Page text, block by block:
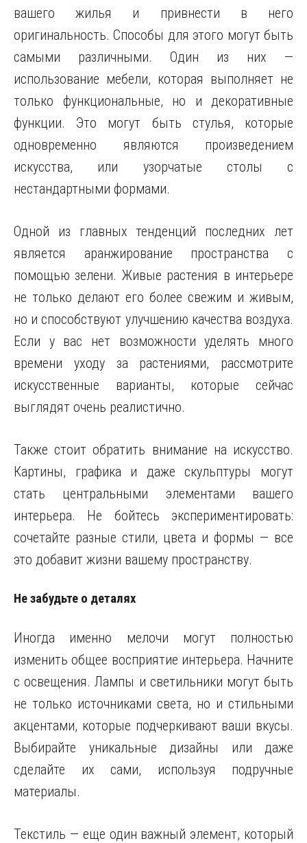
вашего жилья и привнести в него
оригинальность. Способы для этого могут быть
самыми различными. Один из них —
использование мебели, которая выполняет не
только функциональные, но и декоративные
функции. Это могут быть стулья, которые
одновременно являются произведением
искусства, или узорчатые столы с
нестандартными формами.
Одной из главных тенденций последних лет
является аранжирование пространства с
помощью зелени. Живые растения в интерьере
не только делают его более свежим и живым,
но и способствуют улучшению качества воздуха.
Если у вас нет возможности уделять много
времени уходу за растениями, рассмотрите
искусственные варианты, которые сейчас
выглядят очень реалистично.
Также стоит обратить внимание на искусство.
Картины, графика и даже скульптуры могут
стать центральными элементами вашего
интерьера. Не бойтесь экспериментировать:
сочетайте разные стили, цвета и формы — все
это добавит жизни вашему пространству.
Не забудьте о деталях
Иногда именно мелочи могут полностью
изменить общее восприятие интерьера. Начните
с освещения. Лампы и светильники могут быть
не только источниками света, но и стильными
акцентами, которые подчеркивают ваши вкусы.
Выбирайте уникальные дизайны или даже
сделайте их сами, используя подручные
материалы.
Текстиль — еще один важный элемент, который